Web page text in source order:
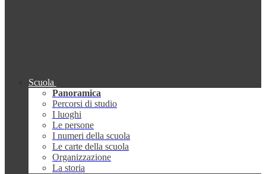
Scuola
Panoramica
Percorsi di studio
I luoghi
Le persone
I numeri della scuola
Le carte della scuola
Organizzazione
La storia